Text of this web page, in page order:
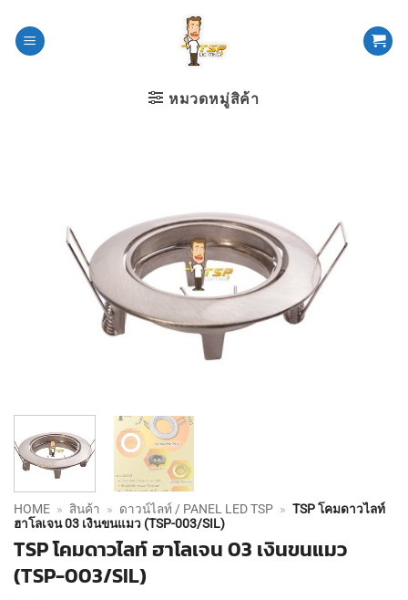
หมวดหมู่สิค้า
HOME » สินค้า » ดาวน์ไลท์ / PANEL LED TSP » TSP โคมดาวไลท์
ฮาโลเจน 03 เงินขนแมว (TSP-003/SIL)
TSP โคมดาวไลท์ ฮาโลเจน 03 เงินขนแมว
(TSP-003/SIL)